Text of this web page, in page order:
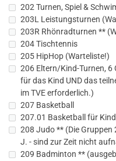
202 Turnen, Spiel &
203L Leistungsturnen
203R Rhönradturnen **
204 Tischtennis
205 HipHop (Warteliste!)
206 Eltern/Kind-Turnen, 6
für das Kind UND das
im TVE erforderlich.)
207 Basketball
207.01 Basketball für
208 Judo ** (Die Gruppen
J. - sind zur Zeit nicht
209 Badminton **